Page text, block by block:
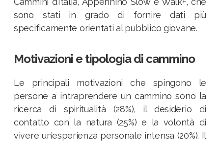
sono stati in grado di fornire dati più
specificamente orientati al pubblico giovane.​
Motivazioni e tipologia di cammino
Le principali motivazioni che spingono le
persone a intraprendere un cammino sono la
ricerca di spiritualità (28%), il desiderio di
contatto con la natura (25%) e la volontà di
vivere un’esperienza personale intensa (20%). Il